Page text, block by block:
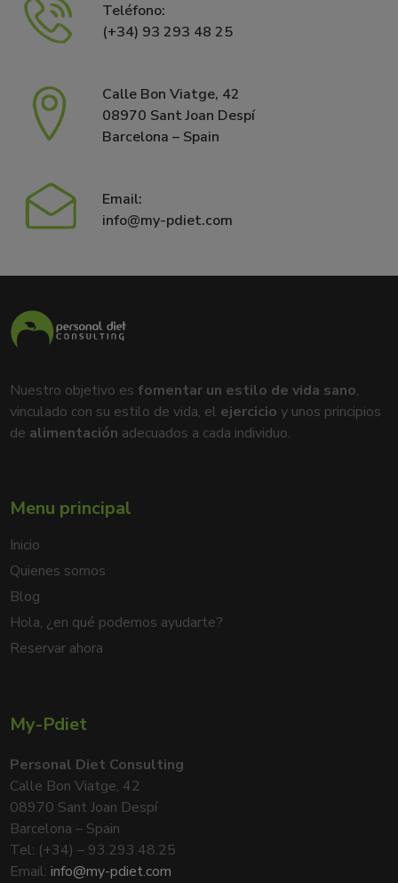
Teléfono:
(+34) 93 293 48 25
Calle Bon Viatge, 42
08970 Sant Joan Despí
Barcelona – Spain
Email:
info@my-pdiet.com
Nuestro objetivo esfomentar un estilo de vida sano,
vinculado con su estilo de vida, el ejercicio y unos principios
de alimentación adecuados a cada individuo.
Menu principal
Inicio
Quienes somos
Blog
Hola, ¿en qué podemos ayudarte?
Reservar ahora
My-Pdiet
Personal Diet Consulting
Calle Bon Viatge, 42
08970 Sant Joan Despí
Barcelona – Spain
Tel: (+34) – 93.293.48.25
Email:info@my-pdiet.com